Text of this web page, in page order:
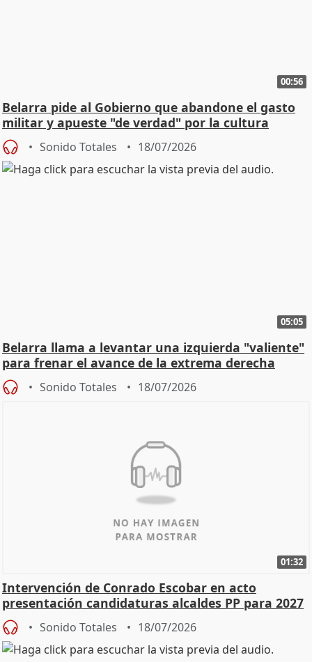
00:56
Belarra pide al Gobierno que abandone el gasto
militar y apueste "de verdad" por la cultura
Sonido Totales 18/07/2026
05:05
Belarra llama a levantar una izquierda "valiente"
para frenar el avance de la extrema derecha
Sonido Totales 18/07/2026
01:32
Intervención de Conrado Escobar en acto
presentación candidaturas alcaldes PP para 2027
Sonido Totales 18/07/2026